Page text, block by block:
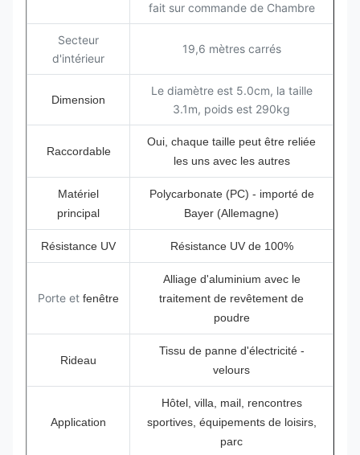
fait sur commande de Chambre
Secteur
d'intérieur
19,6 mètres carrés
Dimension
Le diamètre est 5.0cm, la taille
3.1m, poids est 290kg
Raccordable
Oui, chaque taille peut être reliée
les uns avec les autres
Matériel
principal
Polycarbonate (PC) - importé de
Bayer (Allemagne)
Résistance UV Résistance UV de 100%
Porte et fenêtre
Alliage d'aluminium avec le
traitement de revêtement de
poudre
Rideau
Tissu de panne d'électricité -
velours
Application
Hôtel, villa, mail, rencontres
sportives, équipements de loisirs,
parc